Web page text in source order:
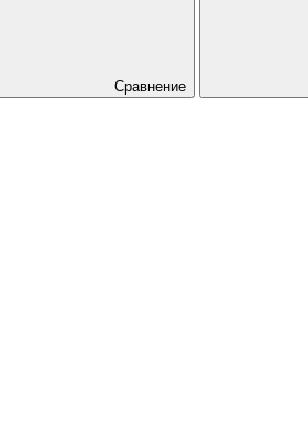
Сравнение